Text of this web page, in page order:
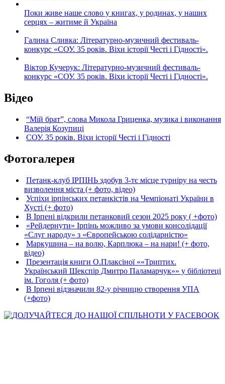
Поки живе наше слово у книгах, у родинах, у наших
серцях – житиме й Україна
Галина Сливка: Літературно-музичний фестиваль-
конкурс «СОУ. 35 років. Віхи історії Честі і Гідності».
Віктор Кучерук: Літературно-музичний фестиваль-
конкурс «СОУ. 35 років. Віхи історії Честі і Гідності».
Відео
“Мій брат”, слова Микола Гриценка, музика і виконання
Валерія Козупиці
СОУ. 35 років. Віхи історії Честі і Гідності
Фотогалерея
Петанк-клуб ІРПІНЬ здобув 3-тє місце турніру на честь
визволення міста (+ фото, відео)
Успіхи ірпінських петанкістів на Чемпіонаті України в
Хусті (+ фото)
В Ірпені відкрили петанковий сезон 2025 року ( +фото)
«Рейдернути» Ірпінь можливо за умови консолідації
«Слуг народу» з «Європейською солідарністю»
Маркушина – на волю, Карплюка – на нари! (+ фото,
відео)
Презентація книги О.Плаксіної ««Триптих.
Український Шекспір Дмитро Паламарчук»» у бібліотеці
ім. Гоголя (+ фото)
В Ірпені відзначили 82-у річницю створення УПА
(+фото)